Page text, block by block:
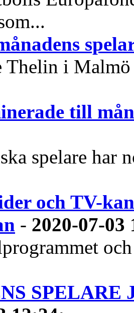
Thelin i
till
spelare har
och TV-
- 2020-07-03
SPELARE